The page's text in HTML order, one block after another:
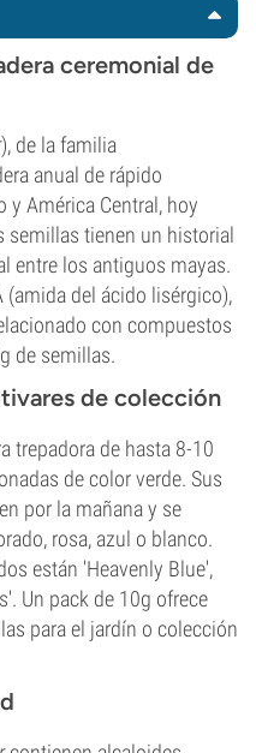
ceremonial de
), de la familia
anual de rápido
América Central, hoy
semillas tienen un historial
entre los antiguos mayas.
(amida del ácido lisérgico),
con compuestos
de semillas.
de colección
trepadora de hasta 8-10
de color verde. Sus
por la mañana y se
rosa, azul o blanco.
están 'Heavenly Blue',
Un pack de 10g ofrece
para el jardín o colección